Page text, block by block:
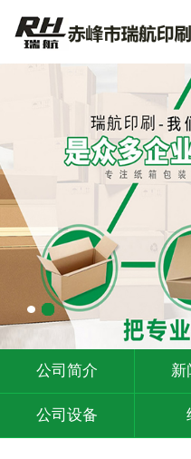
公司简介 新
公司设备